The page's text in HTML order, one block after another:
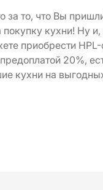
за то, что Вы
кухни! Ну
приобрести
20%,
кухни на